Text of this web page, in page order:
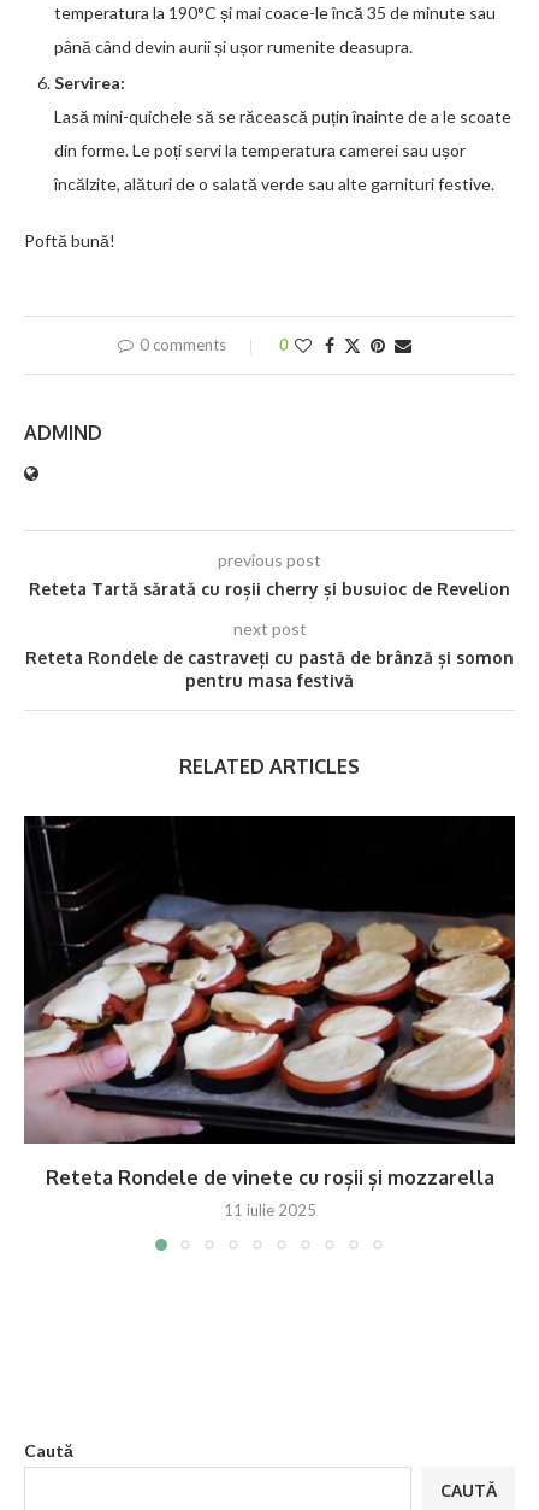
temperatura la 190°C și mai coace-le încă 35 de minute sau
până când devin aurii și ușor rumenite deasupra.
Servirea:
Lasă mini-quichele să se răcească puțin înainte de a le scoate
din forme. Le poți servi la temperatura camerei sau ușor
încălzite, alături de o salată verde sau alte garnituri festive.
Poftă bună!
0 comments 0
ADMIND
previous post
Reteta Tartă sărată cu roșii cherry și busuioc de Revelion
next post
Reteta Rondele de castraveți cu pastă de brânză și somon
pentru masa festivă
RELATED ARTICLES
Reteta Rondele de vinete cu roșii și mozzarella
11 iulie 2025
Caută
CAUTĂ